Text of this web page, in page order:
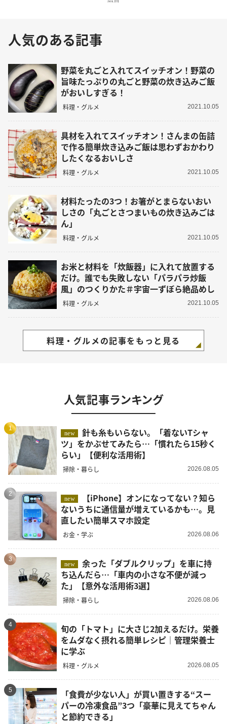
人気のある記事
野菜を丸ごと入れてスイッチオン！野菜の
旨味たっぷりの丸ごと野菜の炊き込みご飯
がおいしすぎる！
料理・グルメ 2021.10.05
具材を入れてスイッチオン！さんまの缶詰
で作る簡単炊き込みご飯は思わずおかわり
したくなるおいしさ
料理・グルメ 2021.10.05
材料たったの3つ！お箸がとまらないおい
しさの「丸ごとさつまいもの炊き込みごは
ん」
料理・グルメ 2021.10.05
お米と材料を「炊飯器」に入れて放置する
だけ。誰でも失敗しない「パラパラ炒飯
風」のつくりかた＃宇宙一ずぼら絶品めし
料理・グルメ 2021.10.05
料理・グルメの記事をもっと見る
人気記事ランキング
1
new
針も糸もいらない。「着ないTシャ
ツ」をかぶせてみたら…「慣れたら15秒く
らい」【便利な活用術】
掃除・暮らし 2026.08.05
2
new
ないうちに通信量が増えているかも…。見
直したい簡単スマホ設定
お金・学ぶ 2026.08.06
3
new
余った「ダブルクリップ」を車に持
ち込んだら…「車内の小さな不便が減っ
た」【意外な活用術3選】
掃除・暮らし 2026.08.06
4
旬の「トマト」に大さじ2加えるだけ。栄養
をムダなく摂れる簡単レシピ｜管理栄養士
に学ぶ
料理・グルメ 2026.08.05
5
「食費が少ない人」が買い置きする“スー
パーの冷凍食品”3つ「豪華に見えてちゃん
と節約できる」